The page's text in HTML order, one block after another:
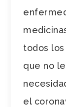
todos
que no
el